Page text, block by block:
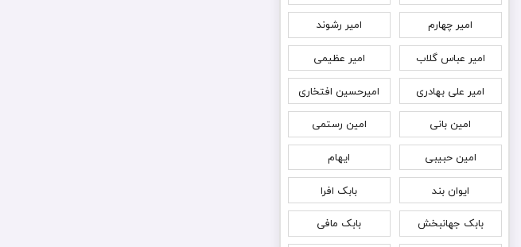
امیر چهارم
امیر رشوند
امیر عباس گلاب
امیر عظیمی
امیر علی بهادری
امیرحسین افتخاری
امین بانی
امین رستمی
امین حبیبی
ایهام
ایوان بند
بابک افرا
بابک جهانبخش
بابک مافی